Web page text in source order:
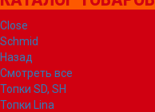
Close
Schmid
Назад
Смотреть все
Топки SD, SH
Топки Lina